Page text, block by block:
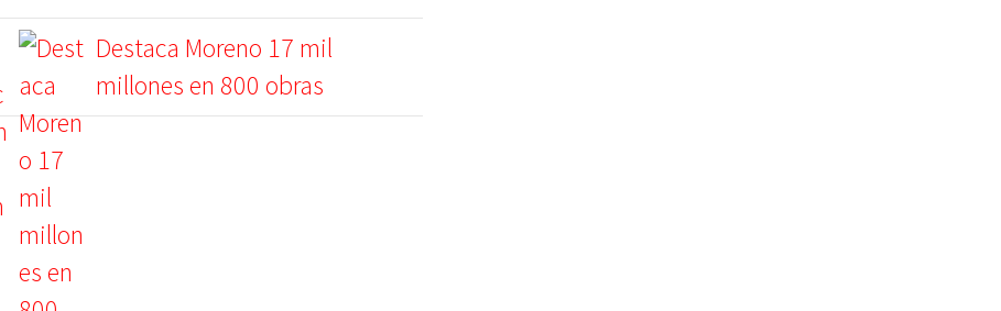
Destaca Moreno 17 mil
millones en 800 obras